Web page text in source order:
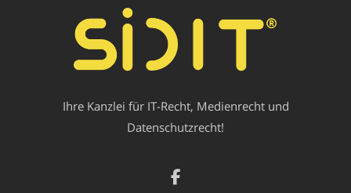
Ihre Kanzlei für IT-Recht, Medienrecht und
Datenschutzrecht!